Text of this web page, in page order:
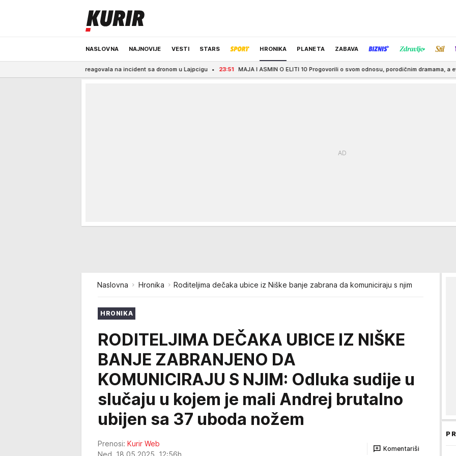
NASLOVNA NAJNOVIJE VESTI STARS HRONIKA PLANETA ZABAVA
ODRŽIVA BUDUĆNOST REGION NEWS IZBOR UREDNIKA
u Berlinu reagovala na incident sa dronom u Lajpcigu 23:51 MAJA I ASMIN O ELITI 10 Progovorili o svom odnosu, porodičnim dramama, a evo šta kažu o
Naslovna Hronika Roditeljima dečaka ubice iz Niške banje zabrana da komuniciraju s njim
HRONIKA
RODITELJIMA DEČAKA UBICE IZ NIŠKE
BANJE ZABRANJENO DA
KOMUNICIRAJU S NJIM: Odluka sudije u
slučaju u kojem je mali Andrej brutalno
ubijen sa 37 uboda nožem
Prenosi: Kurir Web
Ned, 18.05.2025. 12:56h
Komentariši